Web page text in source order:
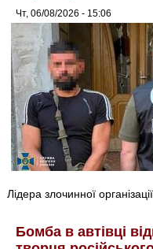
Чт, 06/08/2026 - 15:06
Лідера злочинної
Бомба в автівці